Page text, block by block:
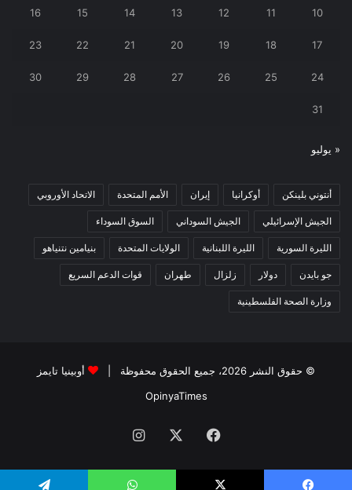
10
11
12
13
14
15
16
17
18
19
20
21
22
23
24
25
26
27
28
29
30
31
« يوليو
أنتوني بلينكن أوكرانيا إيران الأمم المتحدة الاتحاد الأوروبي
الجيش الإسرائيلي الجيش السوداني السوق السوداء
الليرة السورية الليرة اللبنانية الولايات المتحدة بنيامين نتنياهو
جو بايدن دولار زلزال طهران قوات الدعم السريع
وزارة الصحة الفلسطينية
© حقوق النشر 2026، جميع الحقوق محفوظة |
أوبينيا تايمز
OpinyaTimes
فيسبوك انستقرام